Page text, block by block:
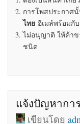
การโพสประกาศ
ไทย อีเมล์พร้อมกั
ไม่อนุญาติ ให้ค้าข
ชนิด
about ระเบียบข้อ
แจ้งปัญหากา
เขียนโดย